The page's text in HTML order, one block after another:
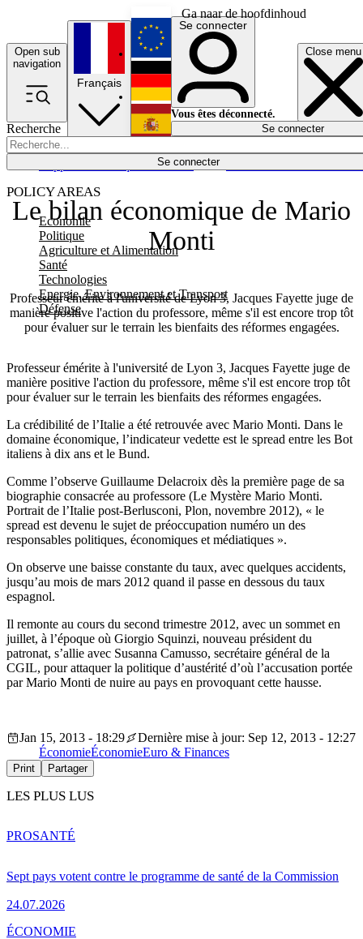
Ga naar de hoofdinhoud
Open sub
navigation
Close menu
Recherche
Se connecter
POLICY AREAS
Economie
Politique
Agriculture et Alimentation
Santé
Technologies
Energie, Environnement et Transport
Défense
Économie
Français
English
Deutsch
Español
Se connecter
Vous êtes déconnecté.
Se connecter
Le bilan économique de Mario
Monti
Professeur émérite à l'université de Lyon 3, Jacques Fayette juge de
manière positive l'action du professore, même s'il est encore trop tôt
pour évaluer sur le terrain les bienfaits des réformes engagées.
Professeur émérite à l'université de Lyon 3, Jacques Fayette juge de
manière positive l'action du professore, même s'il est encore trop tôt
pour évaluer sur le terrain les bienfaits des réformes engagées.
La crédibilité de l’Italie a été retrouvée avec Mario Monti. Dans le
domaine économique, l’indicateur vedette est le spread entre les Bot
italiens à dix ans et le Bund.
Comme l’observe Guillaume Delacroix dès la première page de sa
biographie consacrée au professore (Le Mystère Mario Monti.
Portrait de l’Italie post-Berlusconi, Plon, novembre 2012), « le
spread est devenu le sujet de préoccupation numéro un des
responsables politiques, économiques et médiatiques ».
On observe une baisse constante du taux, avec quelques accidents,
jusqu’au mois de mars 2012 quand il passe en dessous du taux
espagnol.
Il remonte au cours du second trimestre 2012, avec un sommet en
juillet, à l’époque où Giorgio Squinzi, nouveau président du
patronat, s’allie avec Susanna Camusso, secrétaire général de la
CGIL, pour attaquer la politique d’austérité d’où l’accusation portée
par Mario Monti de nuire au pays en provoquant cette hausse.
Jan 15, 2013 - 18:29
Dernière mise à jour: Sep 12, 2013 - 12:27
ÉconomieÉconomieEuro & Finances
Print Partager
LES PLUS LUS
Sept pays votent contre le programme de santé de la Commission
24.07.2026
PROSANTÉ
ÉCONOMIE